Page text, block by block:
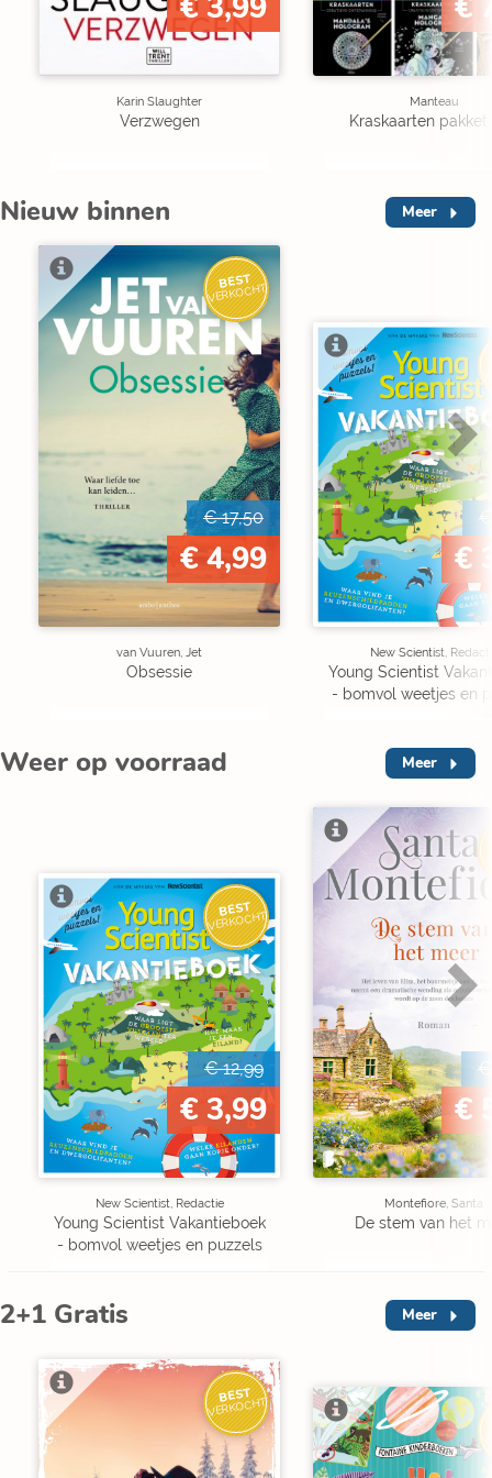
€ 3,99
Karin Slaughter
Verzwegen
€
Manteau
Kraskaarten pakket
Nieuw binnen Meer
BEST
VERKOCHT
€ 17,50
€ 4,99
van Vuuren, Jet
Obsessie
€
New Scientist,
Young Scientist
- bomvol weetjes en
Weer op voorraad Meer
BEST
VERKOCHT
€ 12,99
€ 3,99
New Scientist, Redactie
Young Scientist Vakantieboek
- bomvol weetjes en puzzels
€
€
Montefiore, Santa
De stem van het
2+1 Gratis Meer
BEST
VERKOCHT